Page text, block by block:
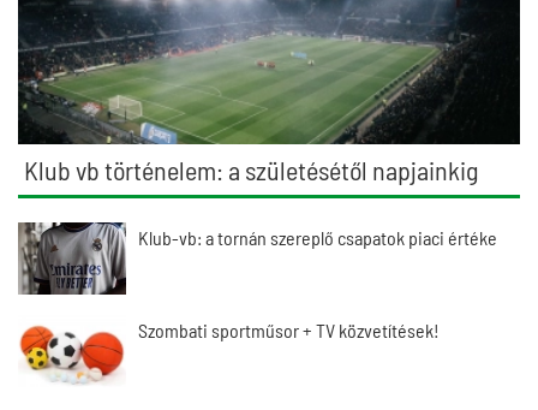
Klub vb történelem: a születésétől napjainkig
Klub-vb: a tornán szereplő csapatok piaci értéke
Szombati sportműsor + TV közvetítések!